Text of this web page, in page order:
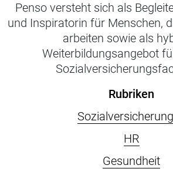
Penso versteht sich als
und Inspiratorin für Menschen,
arbeiten sowie als
Weiterbildungsangebot
Rubriken
HR
Gesundheit